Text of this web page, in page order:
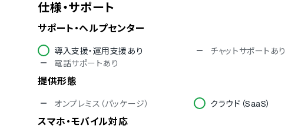
仕様・サポート
サポート・ヘルプセンター
導入支援・運用支援あり チャットサポートあり
電話サポートあり
提供形態
オンプレミス（パッケージ） クラウド（SaaS）
スマホ・モバイル対応